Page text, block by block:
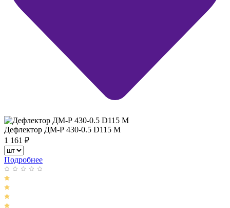
Дефлектор ДМ-Р 430-0.5 D115 М
1 161 ₽
Подробнее